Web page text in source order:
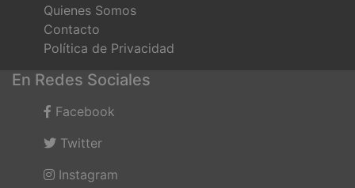
Quienes Somos
Contacto
Política de Privacidad
En Redes Sociales
Facebook
Twitter
Instagram